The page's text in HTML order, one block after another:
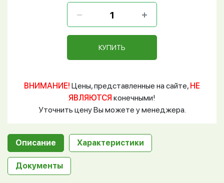
КУПИТЬ
ВНИМАНИЕ! Цены, представленные на сайте, НЕ
ЯВЛЯЮТСЯ конечными!
Уточнить цену Вы можете у менеджера.
Описание Характеристики
Документы